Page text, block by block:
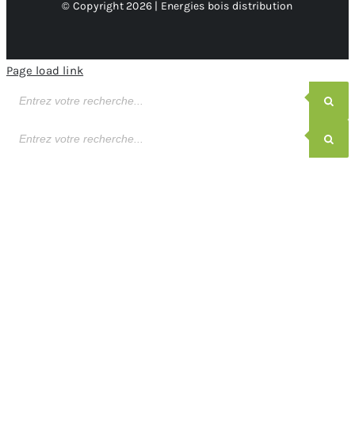
© Copyright 2026 | Energies bois distribution
Page load link
de
de